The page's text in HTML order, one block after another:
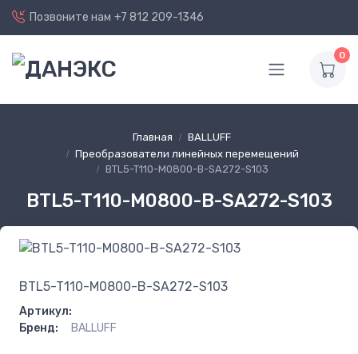
Позвоните нам +7 812 209-1346
0
Главная
BALLUFF
Преобразователи линейных перемещений
BTL5-T110-M0800-B-SA272-S103
BTL5-T110-M0800-B-SA272-S103
BTL5-T110-M0800-B-SA272-S103
Артикул:
Бренд:
BALLUFF